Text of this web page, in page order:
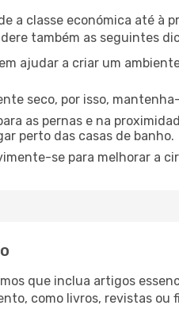
a classe económica até à
também as seguintes
ajudar a criar um
seco, por isso,
as pernas e na
perto das casas de banho.
se para melhorar a
que inclua artigos
como livros, revistas ou